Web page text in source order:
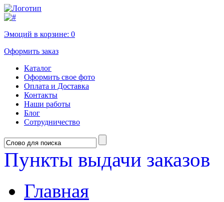
Эмоций в корзине: 0
Оформить заказ
Каталог
Оформить свое фото
Оплата и Доставка
Контакты
Наши работы
Блог
Сотрудничество
Пункты выдачи заказов
Главная